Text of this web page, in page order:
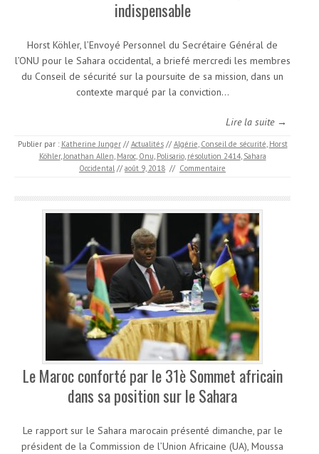
indispensable
Horst Köhler, l’Envoyé Personnel du Secrétaire Général de
l’ONU pour le Sahara occidental, a briefé mercredi les membres
du Conseil de sécurité sur la poursuite de sa mission, dans un
contexte marqué par la conviction…
Lire la suite →
Publier par : Katherine Junger // Actualités // Algérie, Conseil de sécurité, Horst
Köhler,Jonathan Allen, Maroc, Onu, Polisario, résolution 2414, Sahara
Occidental // août 9, 2018 // Commentaire
Le Maroc conforté par le 31è Sommet africain
dans sa position sur le Sahara
Le rapport sur le Sahara marocain présenté dimanche, par le
président de la Commission de l’Union Africaine (UA), Moussa